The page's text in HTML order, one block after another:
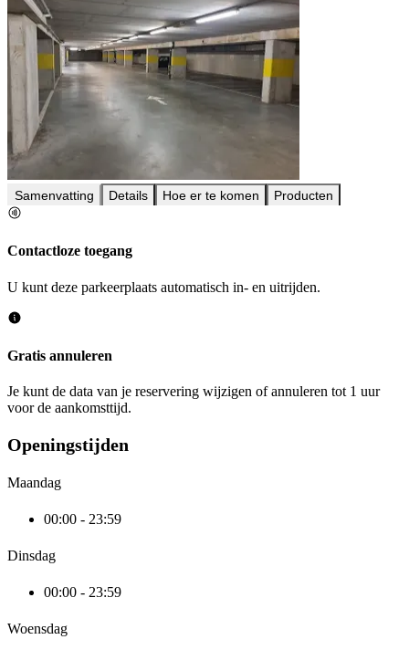
Samenvatting Details Hoe er te komen Producten
Contactloze toegang
U kunt deze parkeerplaats automatisch in- en uitrijden.
Gratis annuleren
Je kunt de data van je reservering wijzigen of annuleren tot 1 uur
voor de aankomsttijd.
Openingstijden
Maandag
00:00 - 23:59
Dinsdag
00:00 - 23:59
Woensdag